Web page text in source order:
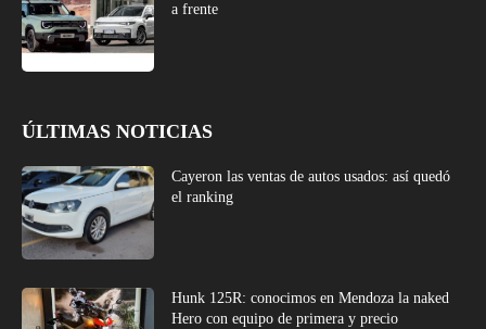
a frente
ÚLTIMAS NOTICIAS
Cayeron las ventas de autos usados: así quedó
el ranking
Hunk 125R: conocimos en Mendoza la naked
Hero con equipo de primera y precio